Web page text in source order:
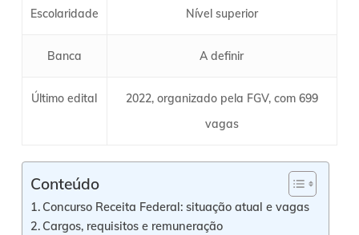
Escolaridade Nível superior
Banca A definir
Último edital
2022, organizado pela FGV, com 699
vagas
Conteúdo
Concurso Receita Federal: situação atual e vagas
Cargos, requisitos e remuneração